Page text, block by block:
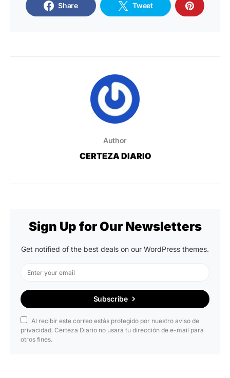
Share Tweet
Author
CERTEZA DIARIO
Sign Up for Our Newsletters
Get notified of the best deals on our WordPress themes.
Subscribe
Al recibir este correo estás protegido por nuestro aviso de
privacidad. Certeza Diario no usará tu dirección de e-mail para
otros fines.